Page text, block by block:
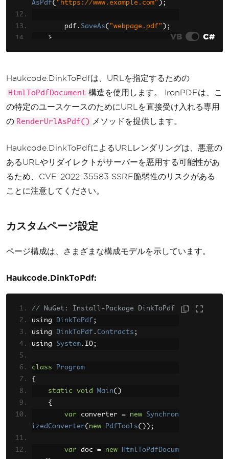
rt (doc );
pdf);
}
AsPdf( "https://www.example.com" );
        pdf
. SaveAs( "webpage.pdf" );
}
VB C#
Haukcode.DinkToPdfは、URLを指定するための
HtmlToPdfDocument 構造を使用します。 IronPDFは、こ
の特定のユースケースのためにURLを直接受け入れる専用
の RenderUrlAsPdf() メソッドを提供します。
Haukcode.DinkToPdfによるURLレンダリングは、悪意の
あるURLやリダイレクトがサーバーを悪用する可能性があ
るため、CVE-2022-35583 SSRF脆弱性のリスクがある
ことに注意してください。
カスタムページ設定
ページ構成は、さまざまな構成モデルを示しています。
Haukcode.DinkToPdf:
// NuGet: Install-Package DinkToPdf
using
DinkToPdf ;
using
DinkToPdf . Contracts ;
using System . IO;
class
Program
{
static
void Main()
{
var converter = new
Synchron
izedConverter( new PdfTools());
var doc = new
HtmlToPdfDocum